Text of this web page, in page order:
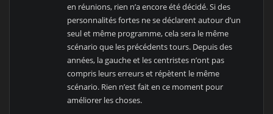
en réunions, rien n’a encore été décidé. Si des
personnalités fortes ne se déclarent autour d’un
seul et même programme, cela sera le même
scénario que les précédents tours. Depuis des
années, la gauche et les centristes n’ont pas
compris leurs erreurs et répètent le même
scénario. Rien n’est fait en ce moment pour
améliorer les choses.